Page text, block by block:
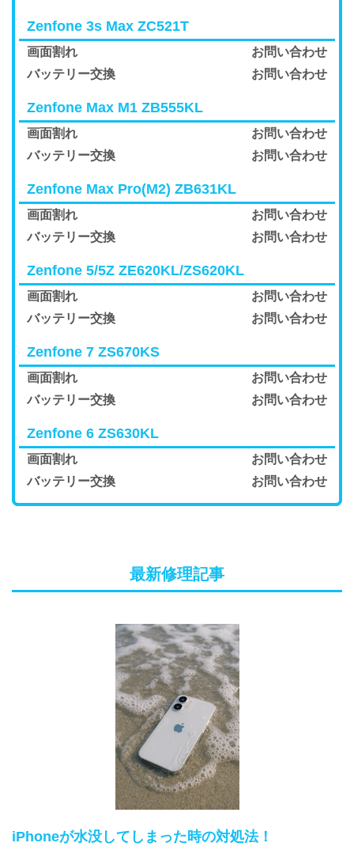
Zenfone 3s Max ZC521T
画面割れ
お問い合わせ
バッテリー交換
お問い合わせ
Zenfone Max M1 ZB555KL
画面割れ
お問い合わせ
バッテリー交換
お問い合わせ
Zenfone Max Pro(M2) ZB631KL
画面割れ
お問い合わせ
バッテリー交換
お問い合わせ
Zenfone 5/5Z ZE620KL/ZS620KL
画面割れ
お問い合わせ
バッテリー交換
お問い合わせ
Zenfone 7 ZS670KS
画面割れ
お問い合わせ
バッテリー交換
お問い合わせ
Zenfone 6 ZS630KL
画面割れ
お問い合わせ
バッテリー交換
お問い合わせ
最新修理記事
iPhoneが水没してしまった時の対処法！